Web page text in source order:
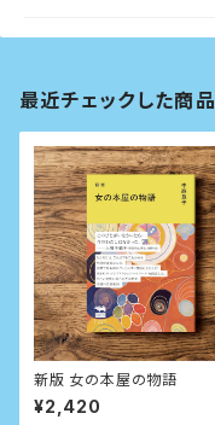
最近チェックした商品
新版 女の本屋の物語
¥2,420